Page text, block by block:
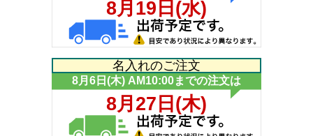
名入れのご注文